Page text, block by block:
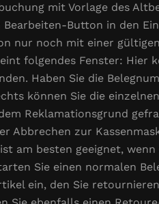
mit Vorlage des
Button in den
nur noch mit einer
folgendes Fenster: Hier
Haben Sie die
können Sie die
Reklamationsgrund
Abbrechen zur
besten geeignet, wenn
Sie einen normalen
ein, den Sie